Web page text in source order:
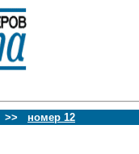
>> номер 12